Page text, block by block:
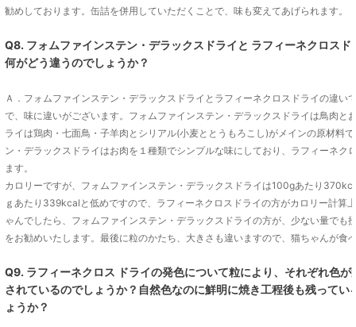
勧めしております。缶詰を併用していただくことで、味も変えてあげられます。
Q8. フォムファインステン・デラックスドライと ラフィーネクロス
何がどう違うのでしょうか？
Ａ．フォムファインステン・デラックスドライとラフィーネクロスドライの違い
で、味に違いがございます。フォムファインステン・デラックスドライは鳥肉と
ライは鶏肉・七面鳥・子羊肉とシリアル(小麦ととうもろこし)がメインの原材料
ン・デラックスドライはお肉を１種類でシンプルな味にしており、ラフィーネク
ます。
カロリーですが、フォムファインステン・デラックスドライは100gあたり
ｇあたり339kcalと低めですので、ラフィーネクロスドライの方がカロリー計算
ゃんでしたら、フォムファインステン・デラックスドライの方が、少ない量でも
をお勧めいたします。最後に粒のかたち、大きさも違いますので、猫ちゃんが食
Q9. ラフィーネクロス ドライの発色について粒により、それぞれ色
されているのでしょうか？自然色なのに鮮明に焼き工程後も残って
ょうか？